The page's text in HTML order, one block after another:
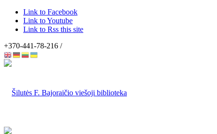
Link to Facebook
Link to Youtube
Link to Rss this site
+370-441-78-216 /